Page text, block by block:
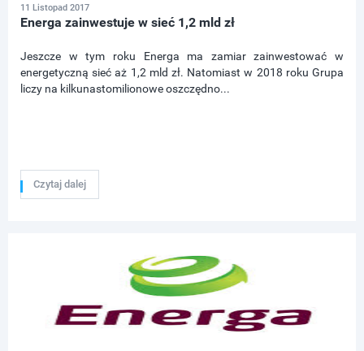
11 Listopad 2017
Energa zainwestuje w sieć 1,2 mld zł
Jeszcze w tym roku Energa ma zamiar zainwestować w
energetyczną sieć aż 1,2 mld zł. Natomiast w 2018 roku Grupa
liczy na kilkunastomilionowe oszczędno...
Czytaj dalej